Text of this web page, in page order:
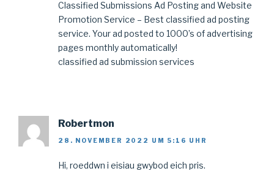
Classified Submissions Ad Posting and Website
Promotion Service – Best classified ad posting
service. Your ad posted to 1000’s of advertising
pages monthly automatically!
classified ad submission services
Robertmon
28. NOVEMBER 2022 UM 5:16 UHR
Hi, roeddwn i eisiau gwybod eich pris.